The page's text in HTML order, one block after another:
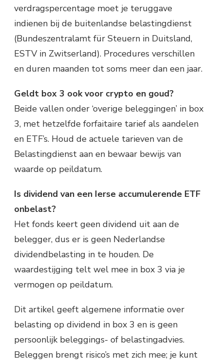
verdragspercentage moet je teruggave
indienen bij de buitenlandse belastingdienst
(Bundeszentralamt für Steuern in Duitsland,
ESTV in Zwitserland). Procedures verschillen
en duren maanden tot soms meer dan een jaar.
Geldt box 3 ook voor crypto en goud?
Beide vallen onder ‘overige beleggingen’ in box
3, met hetzelfde forfaitaire tarief als aandelen
en ETF’s. Houd de actuele tarieven van de
Belastingdienst aan en bewaar bewijs van
waarde op peildatum.
Is dividend van een Ierse accumulerende ETF
onbelast?
Het fonds keert geen dividend uit aan de
belegger, dus er is geen Nederlandse
dividendbelasting in te houden. De
waardestijging telt wel mee in box 3 via je
vermogen op peildatum.
Dit artikel geeft algemene informatie over
belasting op dividend in box 3 en is geen
persoonlijk beleggings- of belastingadvies.
Beleggen brengt risico’s met zich mee; je kunt